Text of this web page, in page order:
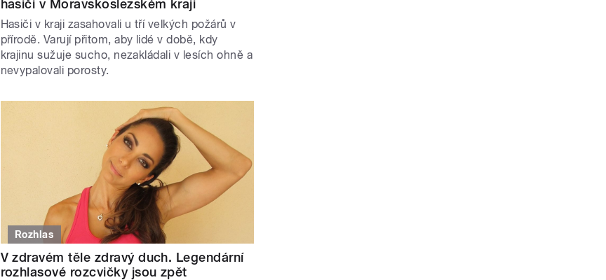
hasiči v Moravskoslezském kraji
Hasiči v kraji zasahovali u tří velkých požárů v
přírodě. Varují přitom, aby lidé v době, kdy
krajinu sužuje sucho, nezakládali v lesích ohně a
nevypalovali porosty.
Rozhlas
V zdravém těle zdravý duch. Legendární
rozhlasové rozcvičky jsou zpět